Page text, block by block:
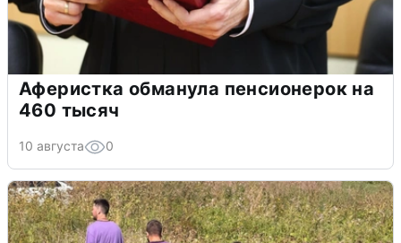
Аферистка обманула пенсионерок на
460 тысяч
10 августа 0